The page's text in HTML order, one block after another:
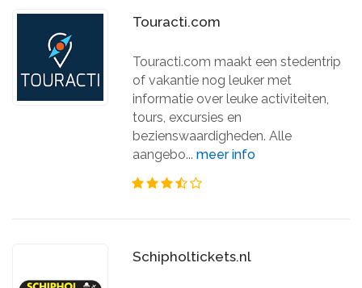
Touracti.com
Touracti.com maakt een stedentrip
of vakantie nog leuker met
informatie over leuke activiteiten,
tours, excursies en
bezienswaardigheden. Alle
aangebo...meer info
Schipholtickets.nl